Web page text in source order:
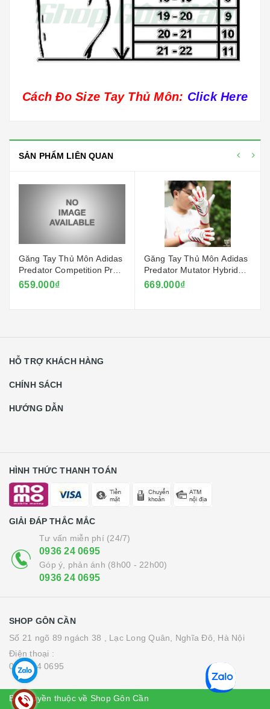
Cách Đo Size Tay Thủ Môn: Click Here
SẢN PHẨM LIÊN QUAN
Găng Tay Thủ Môn Adidas
Predator Competition Pro -
Đỏ Ruby
659.000₫
Găng Tay Thủ Môn Adidas
Predator Mutator Hybrid
2025 - Trắng
669.000₫
HỖ TRỢ KHÁCH HÀNG
CHÍNH SÁCH
HƯỚNG DẪN
HÌNH THỨC THANH TOÁN
GIẢI ĐÁP THẮC MẮC
Tư vấn miễn phí (24/7)
0936 24 0695
Góp ý, phản ánh (8h00 - 22h00)
0936 24 0695
SHOP GÔN CẦN
Số 21 ngõ 89 ngách 38 , Lạc Long Quân, Nghĩa Đô, Hà Nội
Điện thoại :
0936 24 0695
Bản quyền thuộc về Shop Gôn Cần